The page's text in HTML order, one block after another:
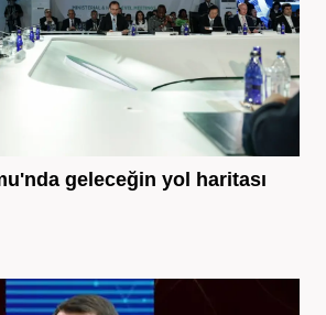
geleceğin yol haritası